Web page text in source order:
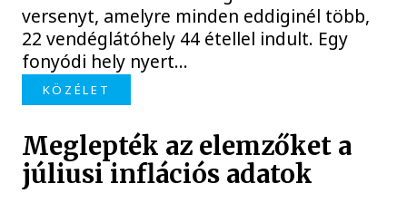
versenyt, amelyre minden eddiginél több,
22 vendéglátóhely 44 étellel indult. Egy
fonyódi hely nyert...
KÖZÉLET
Meglepték az elemzőket a
júliusi inflációs adatok